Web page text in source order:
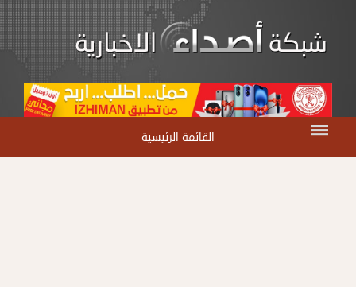
القائمة الرئيسية